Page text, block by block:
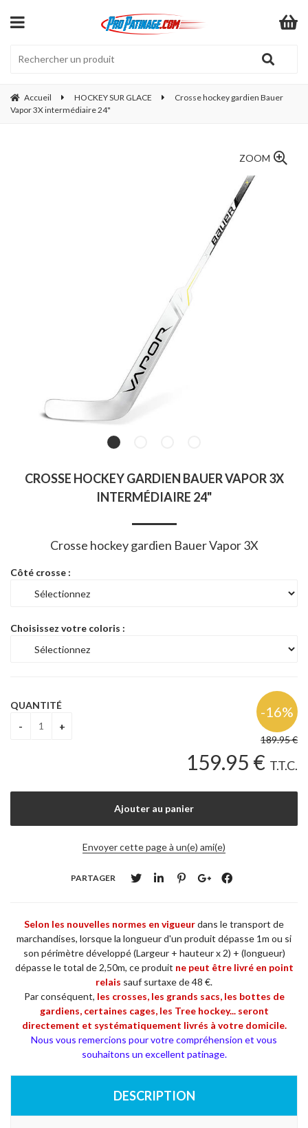
Accueil HOCKEY SUR GLACE
Crosse hockey gardien Bauer
Vapor 3X intermédiaire 24"
ZOOM
CROSSE HOCKEY GARDIEN BAUER VAPOR 3X
INTERMÉDIAIRE 24"
Crosse hockey gardien Bauer Vapor 3X
Côté crosse :
Choisissez votre coloris :
189.95€
159.95 € T.T.C.
QUANTITÉ
Envoyer cette page à un(e) ami(e)
PARTAGER
Selon les nouvelles normes en vigueurdans le transport de
marchandises, lorsque la longueur d'un produit dépasse 1m ou si
son périmètre développé (Largeur + hauteur x 2) + (longueur)
dépasse le total de 2,50m, ce produit ne peut être livré en point
relais sauf surtaxe de 48 €.
Par conséquent, les crosses, les grands sacs, les bottes de
gardiens, certaines cages, les Tree hockey... seront
directement et systématiquement livrés à votre domicile.
Nous vous remercions pour votre compréhension et vous
souhaitons un excellent patinage.
DESCRIPTION